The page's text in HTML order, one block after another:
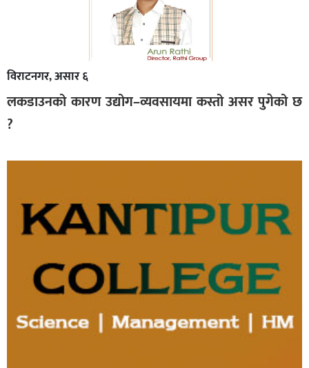
विराटनगर, असार ६
लकडाउनको कारण उद्योग–व्यवसायमा कस्तो असर पुगेको छ
?